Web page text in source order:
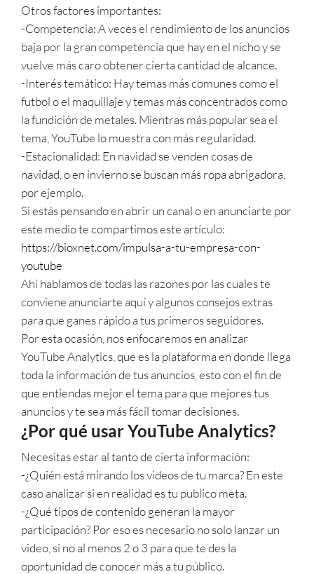
Otros factores importantes:
-Competencia: A veces el rendimiento de los anuncios
baja por la gran competencia que hay en el nicho y se
vuelve más caro obtener cierta cantidad de alcance.
-Interés temático: Hay temas más comunes como el
futbol o el maquillaje y temas más concentrados como
la fundición de metales. Mientras más popular sea el
tema, YouTube lo muestra con más regularidad.
-Estacionalidad: En navidad se venden cosas de
navidad, o en invierno se buscan más ropa abrigadora,
por ejemplo.
Si estás pensando en abrir un canal o en anunciarte por
este medio te compartimos este artículo:
https://bioxnet.com/impulsa-a-tu-empresa-con-
youtube
Ahí hablamos de todas las razones por las cuales te
conviene anunciarte aquí y algunos consejos extras
para que ganes rápido a tus primeros seguidores.
Por esta ocasión, nos enfocaremos en analizar
YouTube Analytics, que es la plataforma en donde llega
toda la información de tus anuncios, esto con el fin de
que entiendas mejor el tema para que mejores tus
anuncios y te sea más fácil tomar decisiones.
¿Por qué usar YouTube Analytics?
Necesitas estar al tanto de cierta información:
-¿Quién está mirando los videos de tu marca? En este
caso analizar si en realidad es tu publico meta.
-¿Qué tipos de contenido generan la mayor
participación? Por eso es necesario no solo lanzar un
video, si no al menos 2 o 3 para que te des la
oportunidad de conocer más a tu público.